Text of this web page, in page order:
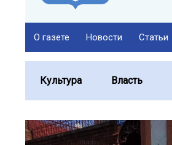
О газете Новости Статьи
Культура Власть